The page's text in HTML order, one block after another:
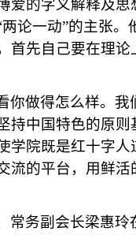
爱的字义解释及
两论一动”的主张
首先自己要在理
你做得怎么样。
持中国特色的原
学院既是红十字
流的平台，用鲜
常务副会长梁惠